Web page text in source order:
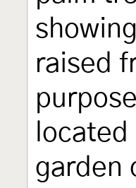
raised
garden